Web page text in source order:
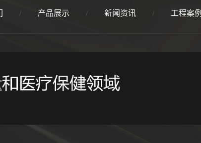
/ 产品展示 / 新闻资讯 / 工程案例